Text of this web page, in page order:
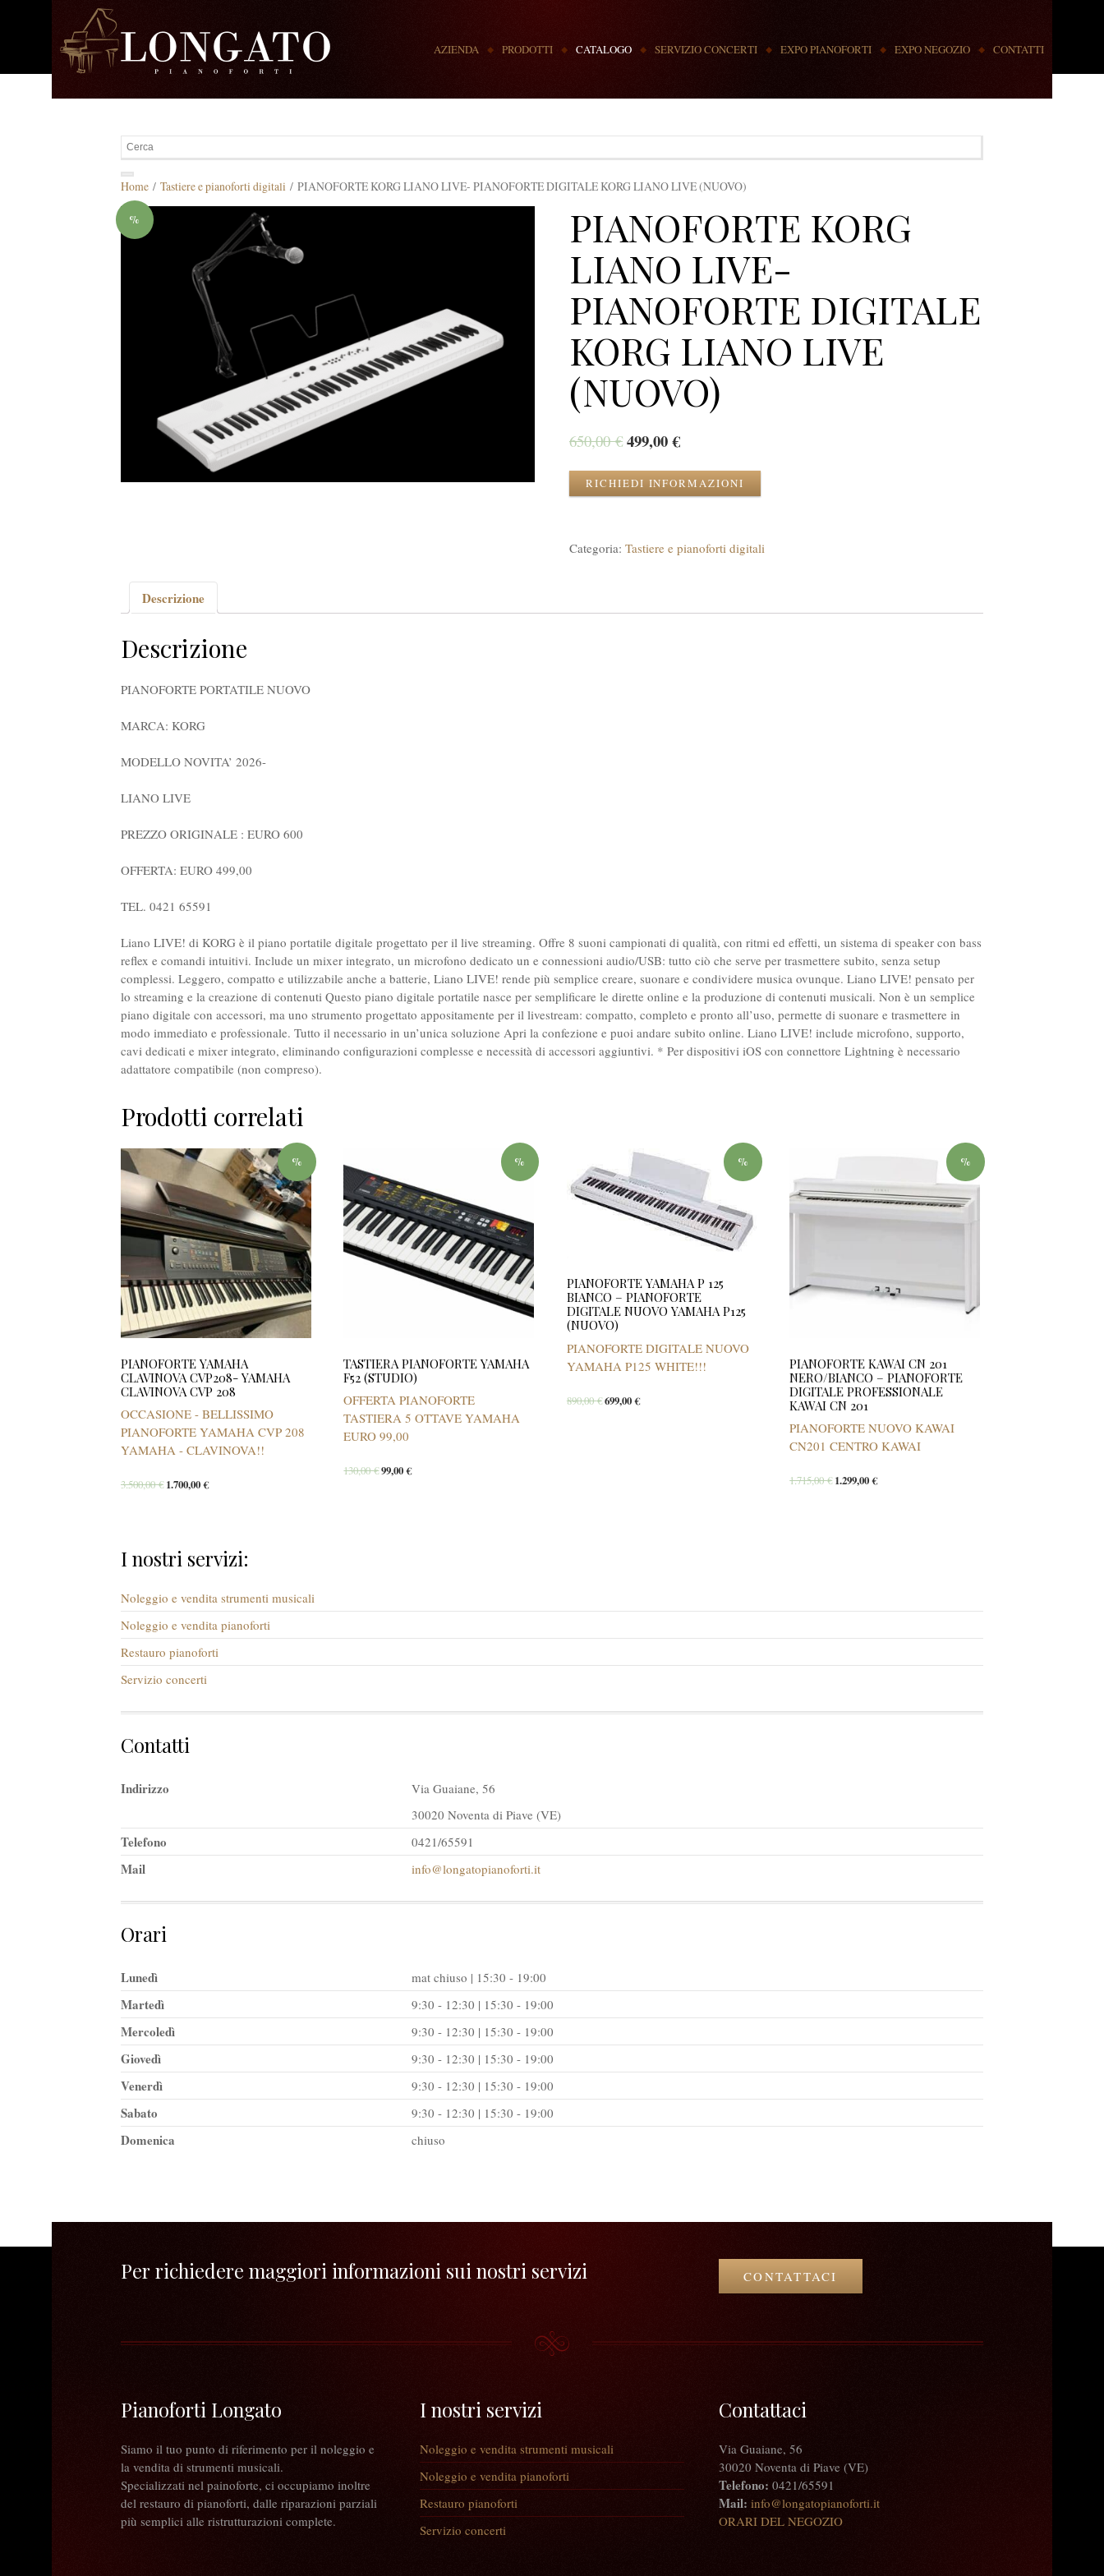
AZIENDA PRODOTTI CATALOGO SERVIZIO CONCERTI EXPO PIANOFORTI EXPO NEGOZIO CONTATTI
Home / Tastiere e pianoforti digitali / PIANOFORTE KORG LIANO LIVE- PIANOFORTE DIGITALE KORG LIANO LIVE (NUOVO)
%
PIANOFORTE KORG
LIANO LIVE-
PIANOFORTE DIGITALE
KORG LIANO LIVE
(NUOVO)
650,00€ 499,00€
RICHIEDI INFORMAZIONI
Categoria: Tastiere e pianoforti digitali
Descrizione
Descrizione
PIANOFORTE PORTATILE NUOVO
MARCA: KORG
MODELLO NOVITA’ 2026-
LIANO LIVE
PREZZO ORIGINALE : EURO 600
OFFERTA: EURO 499,00
TEL. 0421 65591
Liano LIVE! di KORG è il piano portatile digitale progettato per il live streaming. Offre 8 suoni campionati di qualità, con ritmi ed effetti, un sistema di speaker con bass
reflex e comandi intuitivi. Include un mixer integrato, un microfono dedicato un e connessioni audio/USB: tutto ciò che serve per trasmettere subito, senza setup
complessi. Leggero, compatto e utilizzabile anche a batterie, Liano LIVE! rende più semplice creare, suonare e condividere musica ovunque. Liano LIVE! pensato per
lo streaming e la creazione di contenuti Questo piano digitale portatile nasce per semplificare le dirette online e la produzione di contenuti musicali. Non è un semplice
piano digitale con accessori, ma uno strumento progettato appositamente per il livestream: compatto, completo e pronto all’uso, permette di suonare e trasmettere in
modo immediato e professionale. Tutto il necessario in un’unica soluzione Apri la confezione e puoi andare subito online. Liano LIVE! include microfono, supporto,
cavi dedicati e mixer integrato, eliminando configurazioni complesse e necessità di accessori aggiuntivi. * Per dispositivi iOS con connettore Lightning è necessario
adattatore compatibile (non compreso).
Prodotti correlati
%
PIANOFORTE YAMAHA
CLAVINOVA CVP208- YAMAHA
CLAVINOVA CVP 208
OCCASIONE - BELLISSIMO
PIANOFORTE YAMAHA CVP 208
YAMAHA - CLAVINOVA!!
3.500,00€ 1.700,00€
%
TASTIERA PIANOFORTE YAMAHA
F52 (STUDIO)
OFFERTA PIANOFORTE
TASTIERA 5 OTTAVE YAMAHA
EURO 99,00
130,00€99,00€
%
PIANOFORTE YAMAHA P 125
BIANCO – PIANOFORTE
DIGITALE NUOVO YAMAHA P125
(NUOVO)
PIANOFORTE DIGITALE NUOVO
YAMAHA P125 WHITE!!!
890,00€699,00€
%
PIANOFORTE KAWAI CN 201
NERO/BIANCO – PIANOFORTE
DIGITALE PROFESSIONALE
KAWAI CN 201
PIANOFORTE NUOVO KAWAI
CN201 CENTRO KAWAI
1.715,00€ 1.299,00€
I nostri servizi:
Noleggio e vendita strumenti musicali
Noleggio e vendita pianoforti
Restauro pianoforti
Servizio concerti
Contatti
Indirizzo
Via Guaiane, 56
30020 Noventa di Piave (VE)
Telefono 0421/65591
Mail info@longatopianoforti.it
Orari
Lunedì mat chiuso | 15:30 - 19:00
Martedì 9:30 - 12:30 | 15:30 - 19:00
Mercoledì 9:30 - 12:30 | 15:30 - 19:00
Giovedì 9:30 - 12:30 | 15:30 - 19:00
Venerdì 9:30 - 12:30 | 15:30 - 19:00
Sabato 9:30 - 12:30 | 15:30 - 19:00
Domenica chiuso
Per richiedere maggiori informazioni sui nostri servizi CONTATTACI
Pianoforti Longato
Siamo il tuo punto di riferimento per il noleggio e
la vendita di strumenti musicali.
Specializzati nel painoforte, ci occupiamo inoltre
del restauro di pianoforti, dalle riparazioni parziali
più semplici alle ristrutturazioni complete.
I nostri servizi
Noleggio e vendita strumenti musicali
Noleggio e vendita pianoforti
Restauro pianoforti
Servizio concerti
Contattaci
Via Guaiane, 56
30020 Noventa di Piave (VE)
Telefono: 0421/65591
Mail: info@longatopianoforti.it
ORARI DEL NEGOZIO